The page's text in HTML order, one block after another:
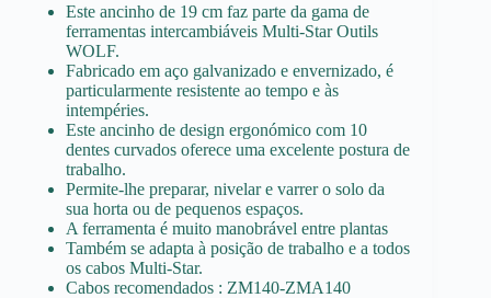
Este ancinho de 19 cm faz parte da gama de
ferramentas intercambiáveis Multi-Star Outils
WOLF.
Fabricado em aço galvanizado e envernizado, é
particularmente resistente ao tempo e às
intempéries.
Este ancinho de design ergonómico com 10
dentes curvados oferece uma excelente postura de
trabalho.
Permite-lhe preparar, nivelar e varrer o solo da
sua horta ou de pequenos espaços.
A ferramenta é muito manobrável entre plantas
Também se adapta à posição de trabalho e a todos
os cabos Multi-Star.
Cabos recomendados : ZM140-ZMA140